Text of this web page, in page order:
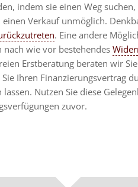
indem sie einen Weg
Verkauf unmöglich.
. Eine andere
wie vor bestehendes
Erstberatung beraten wir
Ihren Finanzierungsvertrag
Nutzen Sie diese
zuvor.